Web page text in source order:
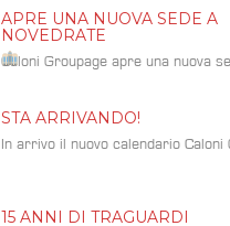
APRE UNA NUOVA SEDE A
NOVEDRATE
Caloni Groupage apre una nuova
STA ARRIVANDO!
In arrivo il nuovo calendario Caloni
15 ANNI DI TRAGUARDI